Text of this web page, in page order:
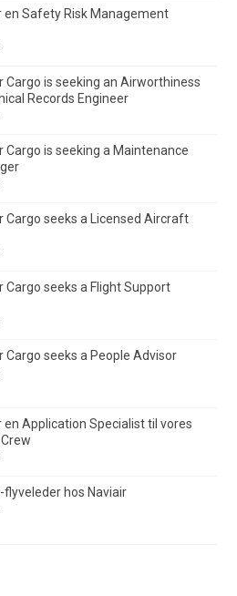
en Safety Risk Management
Cargo is seeking an Airworthiness
Records Engineer
Cargo is seeking a Maintenance
Cargo seeks a Licensed Aircraft
Cargo seeks a Flight Support
Cargo seeks a People Advisor
en Application Specialist til vores
flyveleder hos Naviair